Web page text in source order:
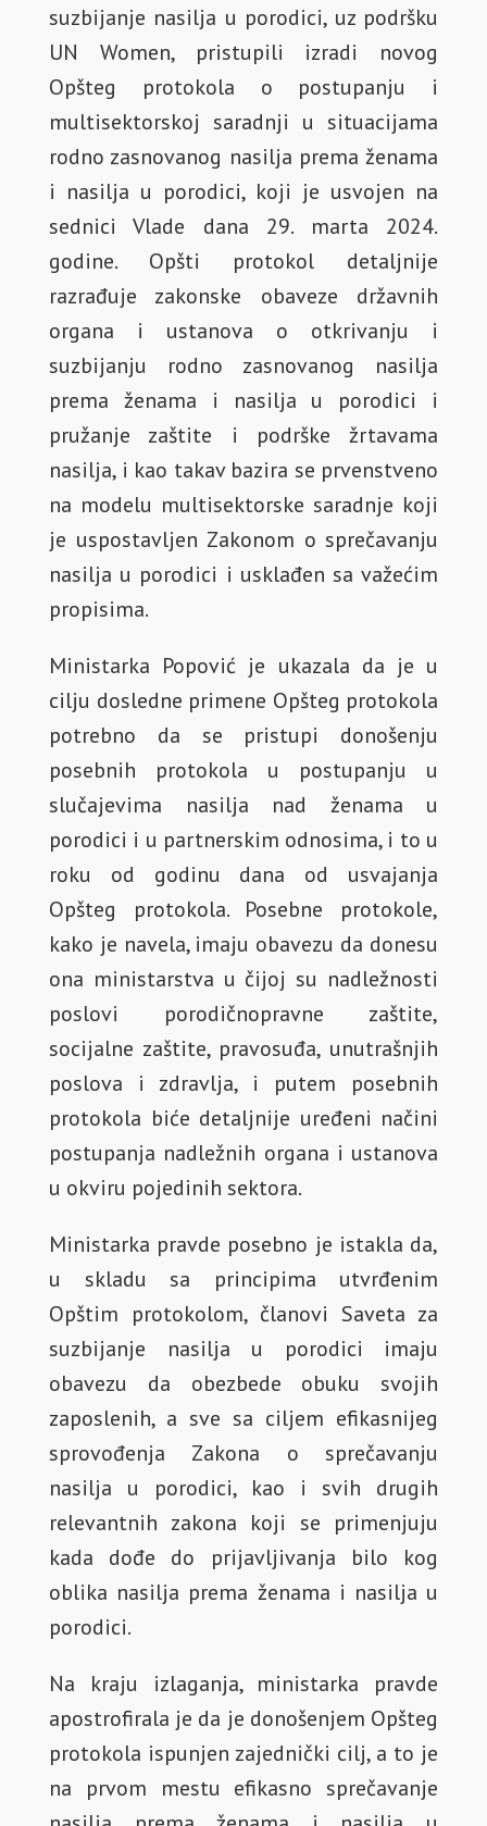
suzbijanje nasilja u porodici, uz podršku
UN Women, pristupili izradi novog
Opšteg protokola o postupanju i
multisektorskoj saradnji u situacijama
rodno zasnovanog nasilja prema ženama
i nasilja u porodici, koji je usvojen na
sednici Vlade dana 29. marta 2024.
godine. Opšti protokol detaljnije
razrađuje zakonske obaveze državnih
organa i ustanova o otkrivanju i
suzbijanju rodno zasnovanog nasilja
prema ženama i nasilja u porodici i
pružanje zaštite i podrške žrtavama
nasilja, i kao takav bazira se prvenstveno
na modelu multisektorske saradnje koji
je uspostavljen Zakonom o sprečavanju
nasilja u porodici i usklađen sa važećim
propisima.
Ministarka Popović je ukazala da je u
cilju dosledne primene Opšteg protokola
potrebno da se pristupi donošenju
posebnih protokola u postupanju u
slučajevima nasilja nad ženama u
porodici i u partnerskim odnosima, i to u
roku od godinu dana od usvajanja
Opšteg protokola. Posebne protokole,
kako je navela, imaju obavezu da donesu
ona ministarstva u čijoj su nadležnosti
poslovi porodičnopravne zaštite,
socijalne zaštite, pravosuđa, unutrašnjih
poslova i zdravlja, i putem posebnih
protokola biće detaljnije uređeni načini
postupanja nadležnih organa i ustanova
u okviru pojedinih sektora.
Ministarka pravde posebno je istakla da,
u skladu sa principima utvrđenim
Opštim protokolom, članovi Saveta za
suzbijanje nasilja u porodici imaju
obavezu da obezbede obuku svojih
zaposlenih, a sve sa ciljem efikasnijeg
sprovođenja Zakona o sprečavanju
nasilja u porodici, kao i svih drugih
relevantnih zakona koji se primenjuju
kada dođe do prijavljivanja bilo kog
oblika nasilja prema ženama i nasilja u
porodici.
Na kraju izlaganja, ministarka pravde
apostrofirala je da je donošenjem Opšteg
protokola ispunjen zajednički cilj, a to je
na prvom mestu efikasno sprečavanje